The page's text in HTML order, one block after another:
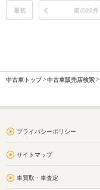
最初 前の20件
中古車トップ 中古車販売店検索
プライバシーポリシー
サイトマップ
車買取・車査定